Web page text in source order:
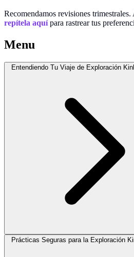
Recomendamos revisiones trimestrales.
repítela aquípara rastrear tus
Menu
Entendiendo Tu Viaje de Exploración
Prácticas Seguras para la Exploración